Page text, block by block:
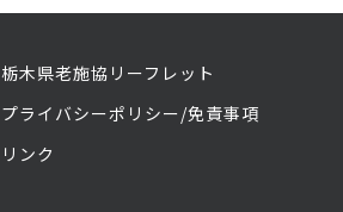
栃木県老施協リーフレット
プライバシーポリシー/免責事項
リンク